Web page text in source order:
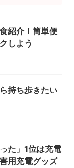
紹介！簡単便
しよう
持ち歩きたい
た」1位は充電
用充電グッズ